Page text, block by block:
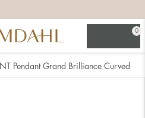
0
NT Pendant Grand Brilliance Curved